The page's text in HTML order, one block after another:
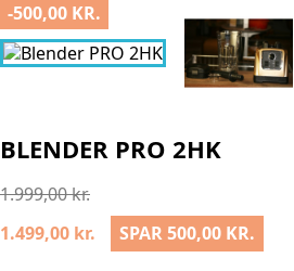
-500,00 KR.
BLENDER PRO 2HK
1.999,00 kr.
1.499,00 kr.
SPAR 500,00 KR.